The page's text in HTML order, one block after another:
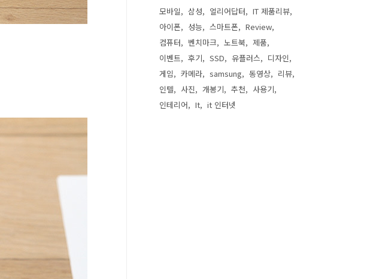
모바일 삼성 얼리어답터
IT 제품리뷰
아이폰
성능 스마트폰
Review
컴퓨터
벤치마크 노트북
제품
이벤트
후기 SSD 유플러스
디자인
게임
카메라 samsung 동영상
리뷰
인텔
사진 개봉기 추천
사용기
인테리어
It it 인터넷